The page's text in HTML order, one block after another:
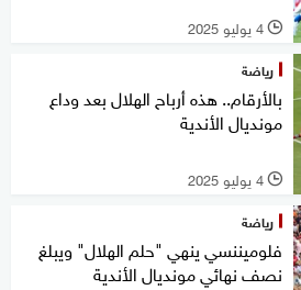
l 4 يوليو 2025
رياضة
بالأرقام.. هذه أرباح الهلال بعد وداع
مونديال الأندية
l 4 يوليو 2025
رياضة
فلوميننسي ينهي "حلم الهلال" ويبلغ
نصف نهائي مونديال الأندية